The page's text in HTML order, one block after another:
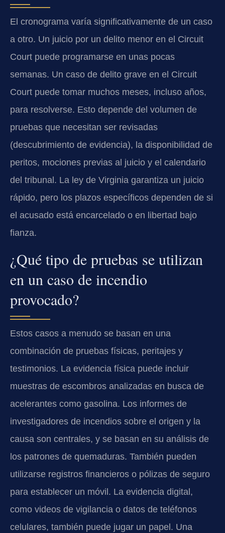
El cronograma varía significativamente de un caso
a otro. Un juicio por un delito menor en el Circuit
Court puede programarse en unas pocas
semanas. Un caso de delito grave en el Circuit
Court puede tomar muchos meses, incluso años,
para resolverse. Esto depende del volumen de
pruebas que necesitan ser revisadas
(descubrimiento de evidencia), la disponibilidad de
peritos, mociones previas al juicio y el calendario
del tribunal. La ley de Virginia garantiza un juicio
rápido, pero los plazos específicos dependen de si
el acusado está encarcelado o en libertad bajo
fianza.
¿Qué tipo de pruebas se utilizan
en un caso de incendio
provocado?
Estos casos a menudo se basan en una
combinación de pruebas físicas, peritajes y
testimonios. La evidencia física puede incluir
muestras de escombros analizadas en busca de
acelerantes como gasolina. Los informes de
investigadores de incendios sobre el origen y la
causa son centrales, y se basan en su análisis de
los patrones de quemaduras. También pueden
utilizarse registros financieros o pólizas de seguro
para establecer un móvil. La evidencia digital,
como videos de vigilancia o datos de teléfonos
celulares, también puede jugar un papel. Una